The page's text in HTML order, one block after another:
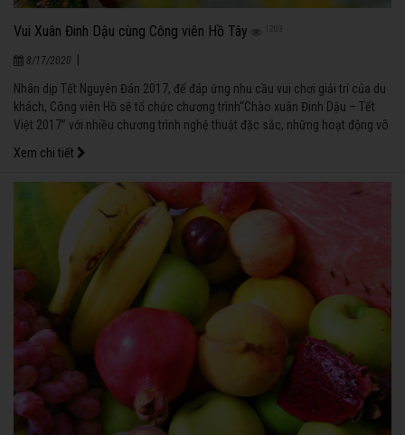
Vui Xuân Đinh Dậu cùng Công viên Hồ Tây 1203
8/17/2020
Nhân dịp Tết Nguyên Đán 2017, để đáp ứng nhu cầu vui chơi giải trí của du
khách, Công viên Hồ sẽ tổ chức chương trình“Chào xuân Đinh Dậu – Tết
Việt 2017” với nhiều chương trình nghệ thuật đặc sắc, những hoạt động vô
Xem chi tiết